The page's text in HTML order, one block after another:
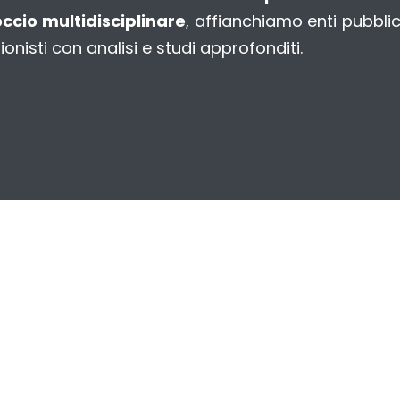
multidisciplinare, affianchiamo enti
con analisi e studi approfonditi.